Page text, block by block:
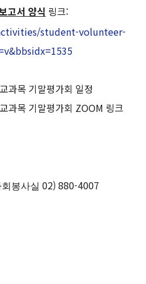
고서 양식 링크:
student-volunteer-
과목 기말평가회 일정
과목 기말평가회 ZOOM 링크
봉사실 02) 880-4007